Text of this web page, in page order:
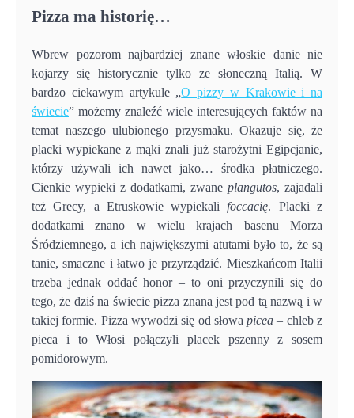
Pizza ma historię…
Wbrew pozorom najbardziej znane włoskie danie nie
kojarzy się historycznie tylko ze słoneczną Italią. W
bardzo ciekawym artykule „O pizzy w Krakowie i na
świecie” możemy znaleźć wiele interesujących faktów na
temat naszego ulubionego przysmaku. Okazuje się, że
placki wypiekane z mąki znali już starożytni Egipcjanie,
którzy używali ich nawet jako… środka płatniczego.
Cienkie wypieki z dodatkami, zwane plangutos, zajadali
też Grecy, a Etruskowie wypiekalifoccacię. Placki z
dodatkami znano w wielu krajach basenu Morza
Śródziemnego, a ich największymi atutami było to, że są
tanie, smaczne i łatwo je przyrządzić. Mieszkańcom Italii
trzeba jednak oddać honor – to oni przyczynili się do
tego, że dziś na świecie pizza znana jest pod tą nazwą i w
takiej formie. Pizza wywodzi się od słowapicea – chleb z
pieca i to Włosi połączyli placek pszenny z sosem
pomidorowym.